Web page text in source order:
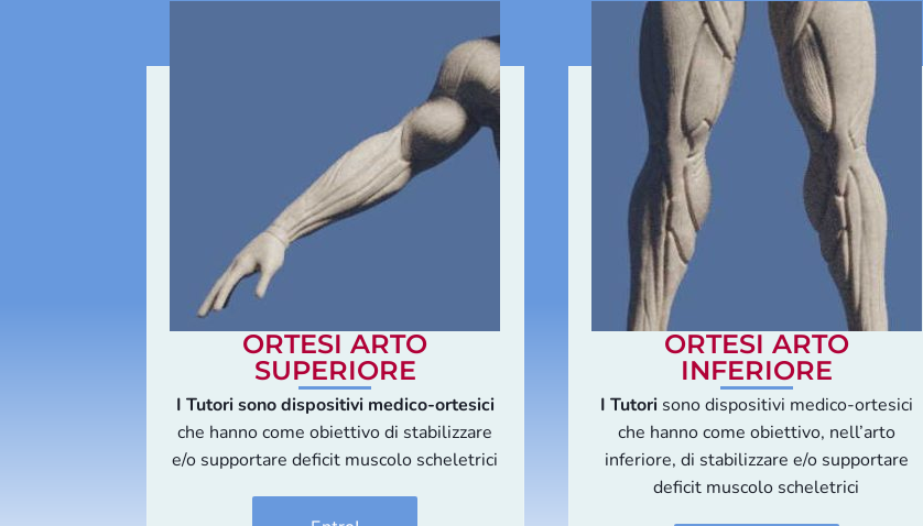
ORTESI ARTO
SUPERIORE
I Tutori sono dispositivi medico-ortesici
che hanno come obiettivo di stabilizzare
e/o supportare deficit muscolo scheletrici
ORTESI ARTO
INFERIORE
I Tutorisono dispositivi medico-ortesici
che hanno come obiettivo, nell’arto
inferiore, di stabilizzare e/o supportare
deficit muscolo scheletrici